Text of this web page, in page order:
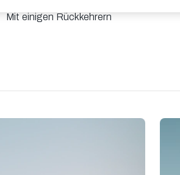
Mit einigen Rückkehrern